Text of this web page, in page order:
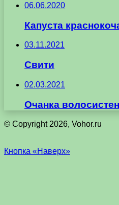
06.06.2020
Капуста
03.11.2021
Свити
02.03.2021
Очанка
© Copyright 2026, Vohor.ru
Кнопка «Наверх»